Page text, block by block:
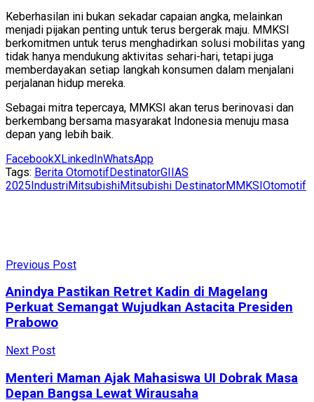
Keberhasilan ini bukan sekadar capaian angka, melainkan
menjadi pijakan penting untuk terus bergerak maju. MMKSI
berkomitmen untuk terus menghadirkan solusi mobilitas yang
tidak hanya mendukung aktivitas sehari-hari, tetapi juga
memberdayakan setiap langkah konsumen dalam menjalani
perjalanan hidup mereka.
Sebagai mitra tepercaya, MMKSI akan terus berinovasi dan
berkembang bersama masyarakat Indonesia menuju masa
depan yang lebih baik.
FacebookXLinkedInWhatsApp
Tags: Berita OtomotifDestinatorGIIAS
2025IndustriMitsubishiMitsubishi DestinatorMMKSIOtomotif
Previous Post
Anindya Pastikan Retret Kadin di Magelang
Perkuat Semangat Wujudkan Astacita Presiden
Prabowo
Next Post
Menteri Maman Ajak Mahasiswa UI Dobrak Masa
Depan Bangsa Lewat Wirausaha